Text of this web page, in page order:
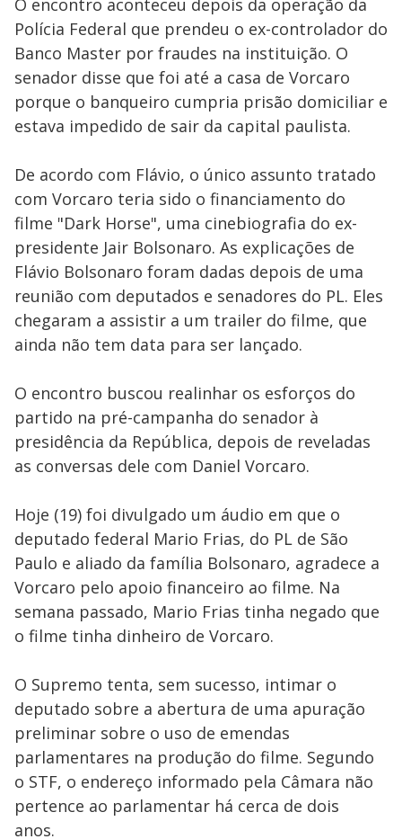
O encontro aconteceu depois da operação da
Polícia Federal que prendeu o ex-controlador do
Banco Master por fraudes na instituição. O
senador disse que foi até a casa de Vorcaro
porque o banqueiro cumpria prisão domiciliar e
estava impedido de sair da capital paulista.
De acordo com Flávio, o único assunto tratado
com Vorcaro teria sido o financiamento do
filme "Dark Horse", uma cinebiografia do ex-
presidente Jair Bolsonaro. As explicações de
Flávio Bolsonaro foram dadas depois de uma
reunião com deputados e senadores do PL. Eles
chegaram a assistir a um trailer do filme, que
ainda não tem data para ser lançado.
O encontro buscou realinhar os esforços do
partido na pré-campanha do senador à
presidência da República, depois de reveladas
as conversas dele com Daniel Vorcaro.
Hoje (19) foi divulgado um áudio em que o
deputado federal Mario Frias, do PL de São
Paulo e aliado da família Bolsonaro, agradece a
Vorcaro pelo apoio financeiro ao filme. Na
semana passado, Mario Frias tinha negado que
o filme tinha dinheiro de Vorcaro.
O Supremo tenta, sem sucesso, intimar o
deputado sobre a abertura de uma apuração
preliminar sobre o uso de emendas
parlamentares na produção do filme. Segundo
o STF, o endereço informado pela Câmara não
pertence ao parlamentar há cerca de dois
anos.